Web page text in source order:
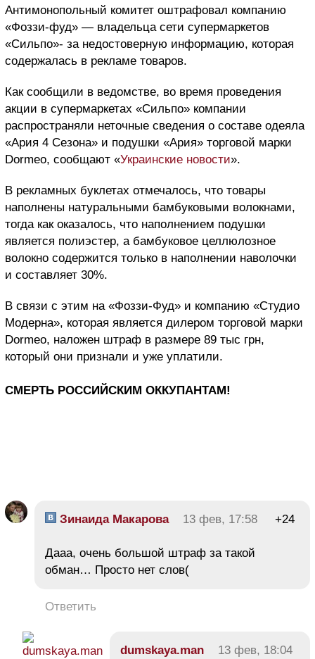
Антимонопольный комитет оштрафовал компанию
«Фоззи-фуд» — владельца сети супермаркетов
«Сильпо»- за недостоверную информацию, которая
содержалась в рекламе товаров.
Как сообщили в ведомстве, во время проведения
акции в супермаркетах «Сильпо» компании
распространяли неточные сведения о составе одеяла
«Ария 4 Сезона» и подушки «Ария» торговой марки
Dormeo, сообщают «Украинские новости».
В рекламных буклетах отмечалось, что товары
наполнены натуральными бамбуковыми волокнами,
тогда как оказалось, что наполнением подушки
является полиэстер, а бамбуковое целлюлозное
волокно содержится только в наполнении наволочки
и составляет 30%.
В связи с этим на «Фоззи-Фуд» и компанию «Студио
Модерна», которая является дилером торговой марки
Dormeo, наложен штраф в размере 89 тыс грн,
который они признали и уже уплатили.
СМЕРТЬ РОССИЙСКИМ ОККУПАНТАМ!
Зинаида Макарова 13 фев, 17:58 +24
Дааа, очень большой штраф за такой
обман… Просто нет слов(
Ответить
dumskaya.man
13 фев, 18:04